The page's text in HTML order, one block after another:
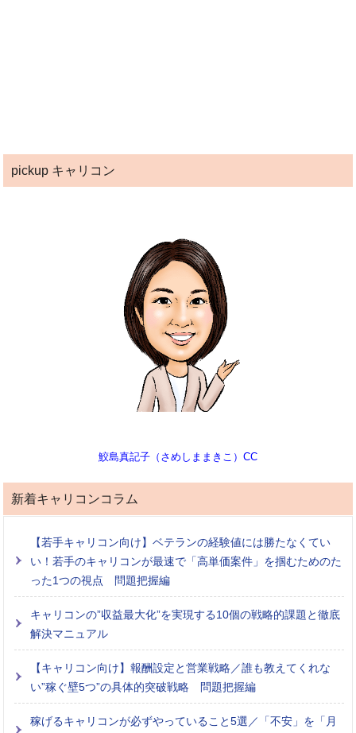
pickup キャリコン
鮫島真記子（さめしままきこ）CC
新着キャリコンコラム
【若手キャリコン向け】ベテランの経験値には勝たなくてい
い！若手のキャリコンが最速で「高単価案件」を掴むためのた
った1つの視点 問題把握編
キャリコンの”収益最大化”を実現する10個の戦略的課題と徹底
解決マニュアル
【キャリコン向け】報酬設定と営業戦略／誰も教えてくれな
い”稼ぐ壁5つ”の具体的突破戦略 問題把握編
稼げるキャリコンが必ずやっていること5選／「不安」を「月